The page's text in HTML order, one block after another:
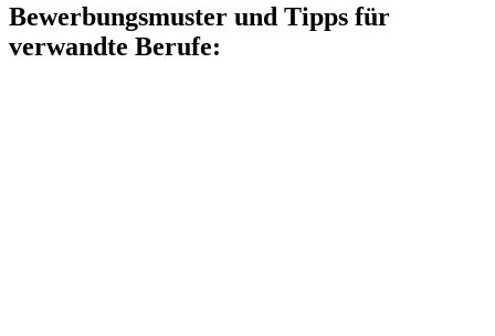
Bewerbungsmuster und Tipps für
verwandte Berufe: